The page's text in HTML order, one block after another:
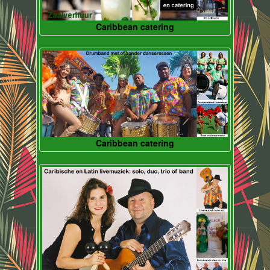
Caribbean catering
Caribbean catering